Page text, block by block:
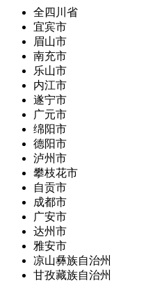
全四川省
宜宾市
眉山市
南充市
乐山市
内江市
遂宁市
广元市
绵阳市
德阳市
泸州市
攀枝花市
自贡市
成都市
广安市
达州市
雅安市
凉山彝族自治州
甘孜藏族自治州